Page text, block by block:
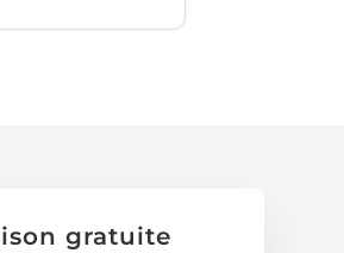
gratuite